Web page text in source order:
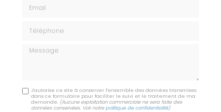
Message
J'autorise ce site à conserver l'ensemble des données transmises
dans ce formulaire pour faciliter le suivi et le traitement de ma
demande. (Aucune exploitation commerciale ne sera faite des
données conservées. Voir notre politique de confidentialité)